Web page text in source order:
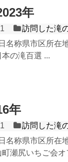
年
訪問した滝
名称県市区所在
の滝百選 ...
年
訪問した滝
名称県市区所在
瀬尻いちご会オ